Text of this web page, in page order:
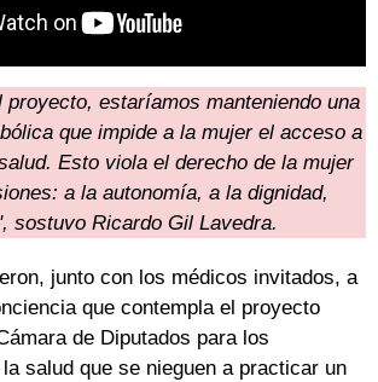
proyecto, estaríamos manteniendo una
que impide a la mujer el acceso a
Esto viola el derecho de la mujer
a la autonomía, a la dignidad,
sostuvo Ricardo Gil Lavedra.
junto con los médicos invitados, a
que contempla el proyecto
de Diputados para los
salud que se nieguen a practicar un